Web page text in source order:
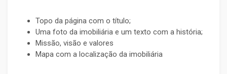
Topo da página com o título;
Uma foto da imobiliária e um texto com a história;
Missão, visão e valores
Mapa com a localização da imobiliária